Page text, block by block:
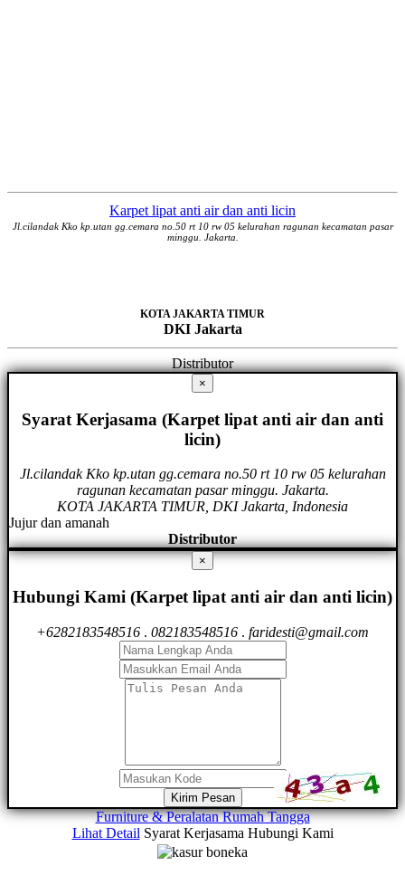
Karpet lipat anti air dan anti licin
Jl.cilandak Kko kp.utan gg.cemara no.50 rt 10 rw 05 kelurahan ragunan kecamatan pasar
minggu. Jakarta.
KOTA JAKARTA TIMUR
DKI Jakarta
Distributor
×
Syarat Kerjasama (Karpet lipat anti air dan anti
licin)
Jl.cilandak Kko kp.utan gg.cemara no.50 rt 10 rw 05 kelurahan
ragunan kecamatan pasar minggu. Jakarta.
KOTA JAKARTA TIMUR, DKI Jakarta, Indonesia
Jujur dan amanah
Distributor
×
Hubungi Kami (Karpet lipat anti air dan anti licin)
+6282183548516 . 082183548516 . faridesti@gmail.com
Kirim Pesan
Furniture & Peralatan Rumah Tangga
Lihat Detail Syarat Kerjasama Hubungi Kami